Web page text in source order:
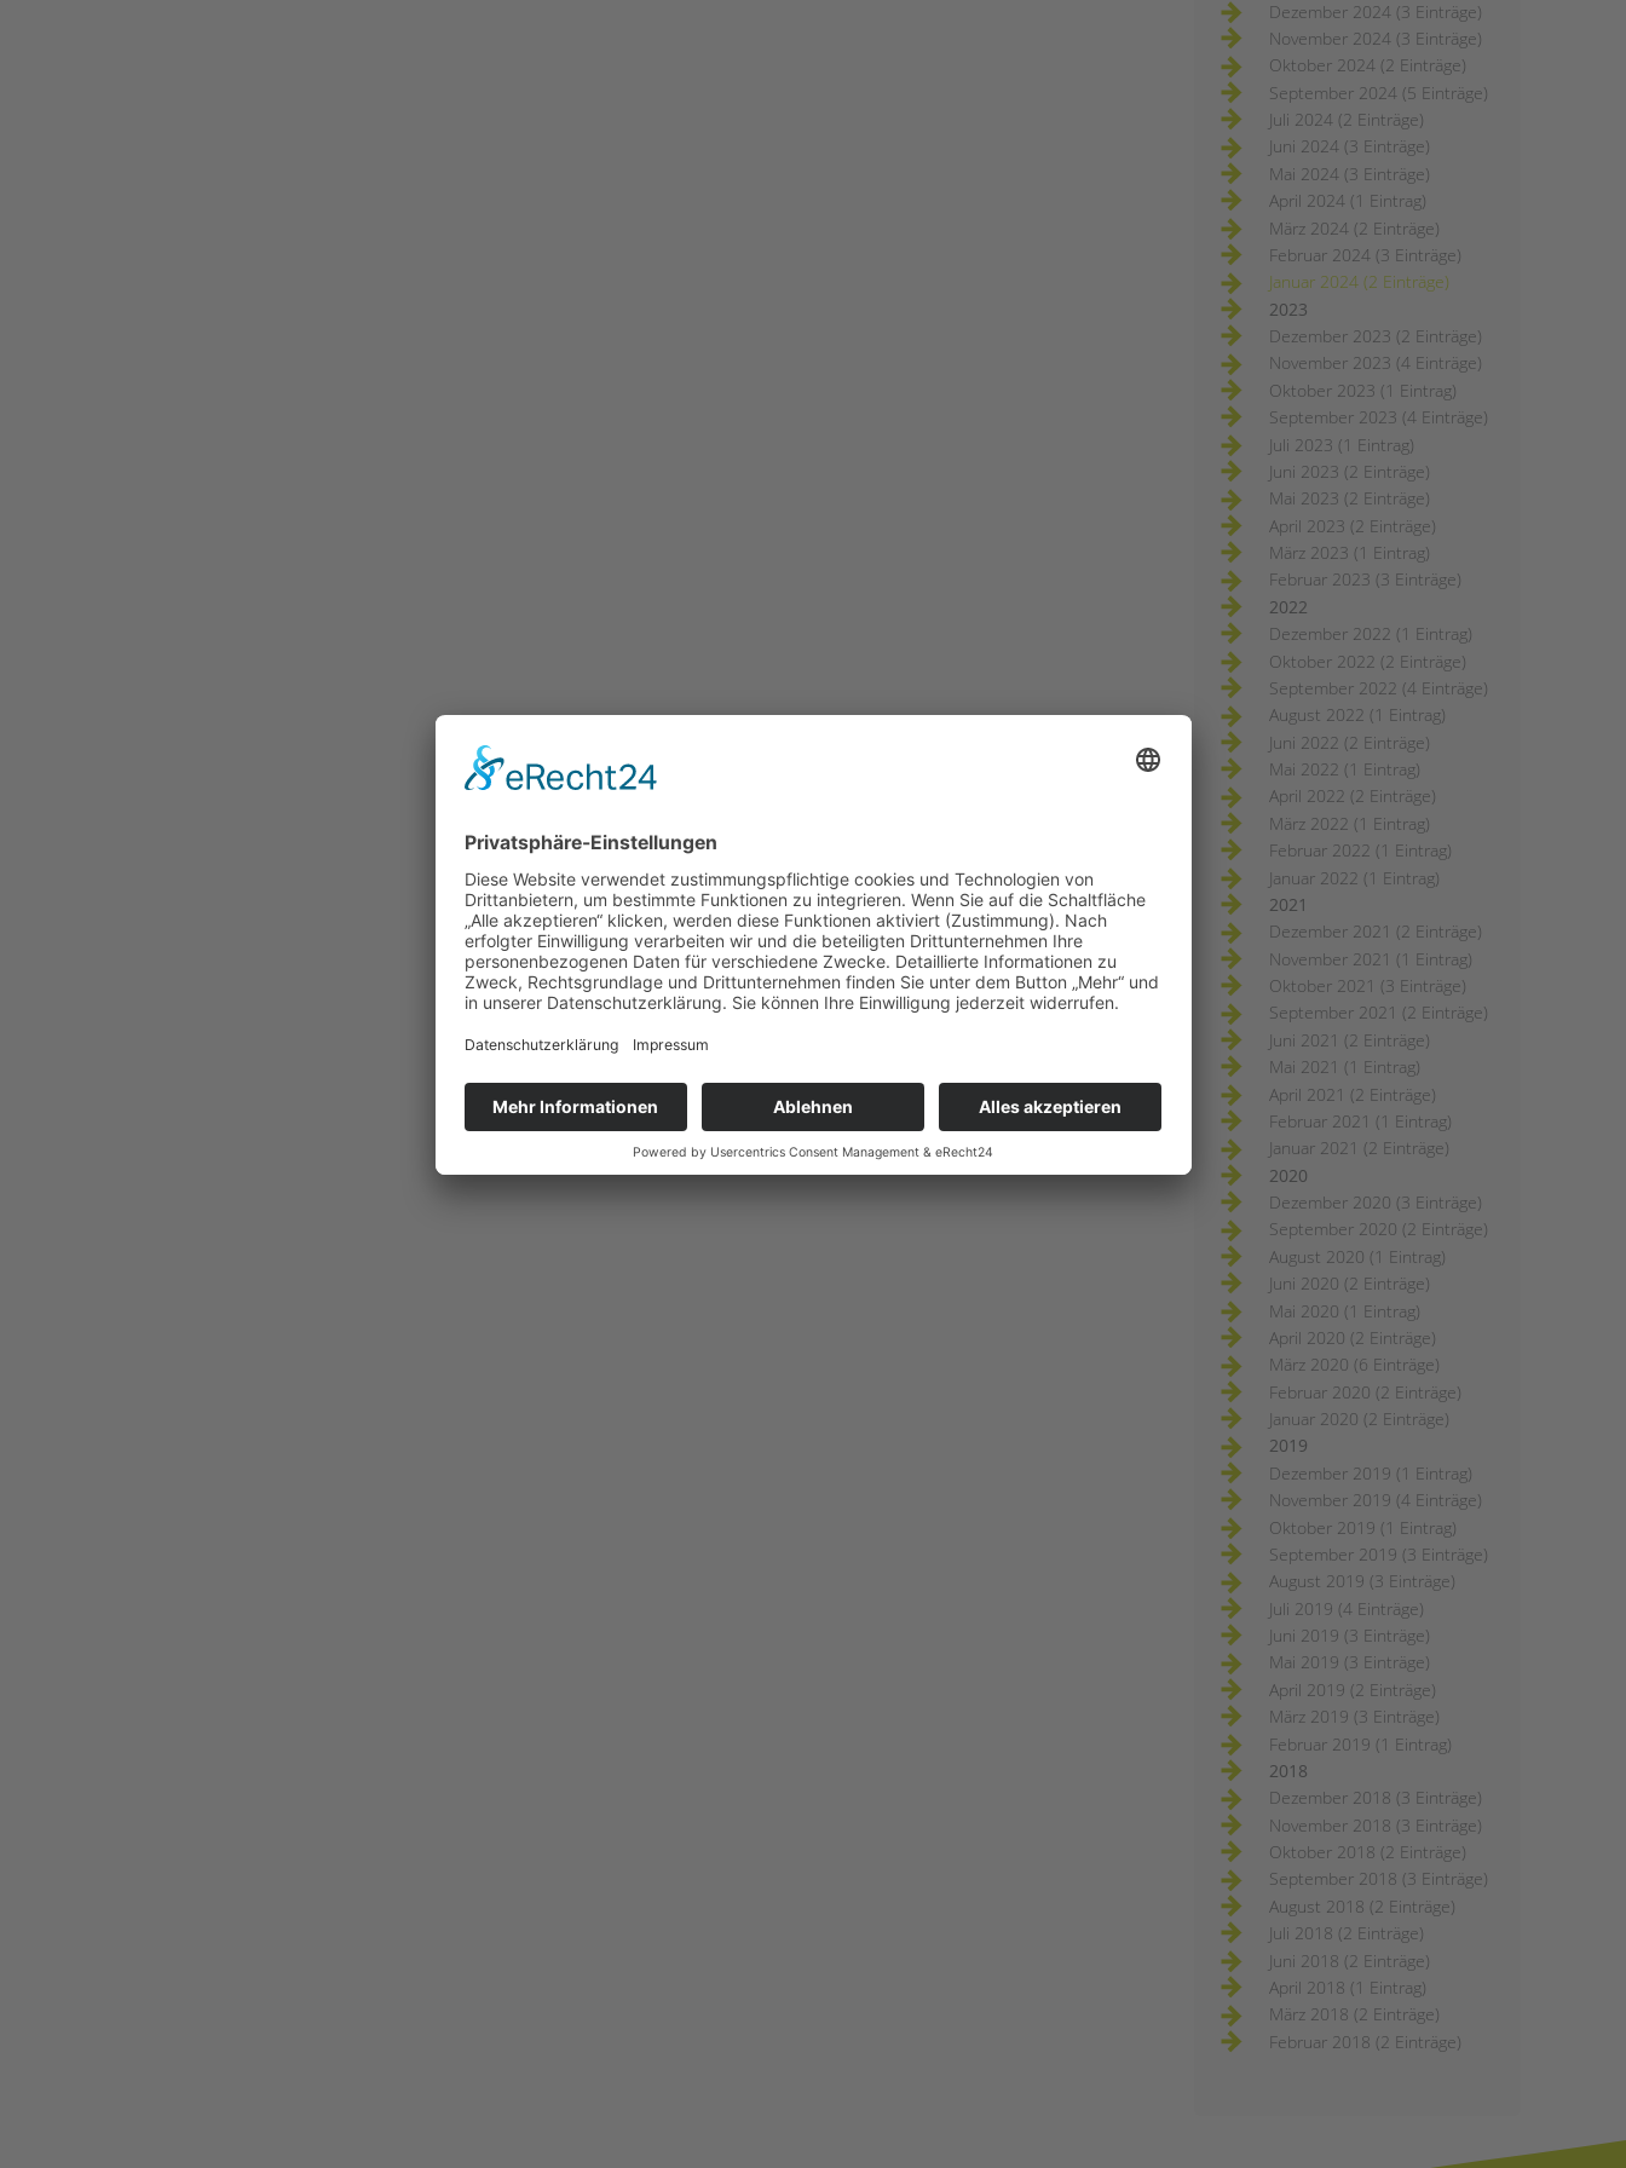
Dezember 2024 (3 Einträge)
November 2024 (3 Einträge)
Oktober 2024 (2 Einträge)
September 2024 (5 Einträge)
Juli 2024 (2 Einträge)
Juni 2024 (3 Einträge)
Mai 2024 (3 Einträge)
April 2024 (1 Eintrag)
März 2024 (2 Einträge)
Februar 2024 (3 Einträge)
Januar 2024 (2 Einträge)
2023
Dezember 2023 (2 Einträge)
November 2023 (4 Einträge)
Oktober 2023 (1 Eintrag)
September 2023 (4 Einträge)
Juli 2023 (1 Eintrag)
Juni 2023 (2 Einträge)
Mai 2023 (2 Einträge)
April 2023 (2 Einträge)
März 2023 (1 Eintrag)
Februar 2023 (3 Einträge)
2022
Dezember 2022 (1 Eintrag)
Oktober 2022 (2 Einträge)
September 2022 (4 Einträge)
August 2022 (1 Eintrag)
Juni 2022 (2 Einträge)
Mai 2022 (1 Eintrag)
April 2022 (2 Einträge)
März 2022 (1 Eintrag)
Februar 2022 (1 Eintrag)
Januar 2022 (1 Eintrag)
2021
Dezember 2021 (2 Einträge)
November 2021 (1 Eintrag)
Oktober 2021 (3 Einträge)
September 2021 (2 Einträge)
Juni 2021 (2 Einträge)
Mai 2021 (1 Eintrag)
April 2021 (2 Einträge)
Februar 2021 (1 Eintrag)
Januar 2021 (2 Einträge)
2020
Dezember 2020 (3 Einträge)
September 2020 (2 Einträge)
August 2020 (1 Eintrag)
Juni 2020 (2 Einträge)
Mai 2020 (1 Eintrag)
April 2020 (2 Einträge)
März 2020 (6 Einträge)
Februar 2020 (2 Einträge)
Januar 2020 (2 Einträge)
2019
Dezember 2019 (1 Eintrag)
November 2019 (4 Einträge)
Oktober 2019 (1 Eintrag)
September 2019 (3 Einträge)
August 2019 (3 Einträge)
Juli 2019 (4 Einträge)
Juni 2019 (3 Einträge)
Mai 2019 (3 Einträge)
April 2019 (2 Einträge)
März 2019 (3 Einträge)
Februar 2019 (1 Eintrag)
2018
Dezember 2018 (3 Einträge)
November 2018 (3 Einträge)
Oktober 2018 (2 Einträge)
September 2018 (3 Einträge)
August 2018 (2 Einträge)
Juli 2018 (2 Einträge)
Juni 2018 (2 Einträge)
April 2018 (1 Eintrag)
März 2018 (2 Einträge)
Februar 2018 (2 Einträge)